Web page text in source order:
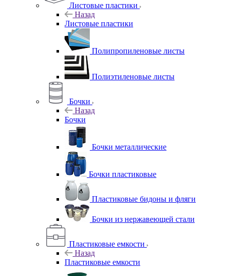
Листовые пластики
Назад
Листовые пластики
Полипропиленовые листы
Полиэтиленовые листы
Бочки
Назад
Бочки
Бочки металлические
Бочки пластиковые
Пластиковые бидоны и фляги
Бочки из нержавеющей стали
Пластиковые емкости
Назад
Пластиковые емкости